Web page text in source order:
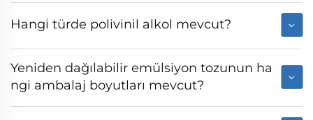
Hangi türde polivinil alkol mevcut?
Yeniden dağılabilir emülsiyon tozunun ha
ngi ambalaj boyutları mevcut?